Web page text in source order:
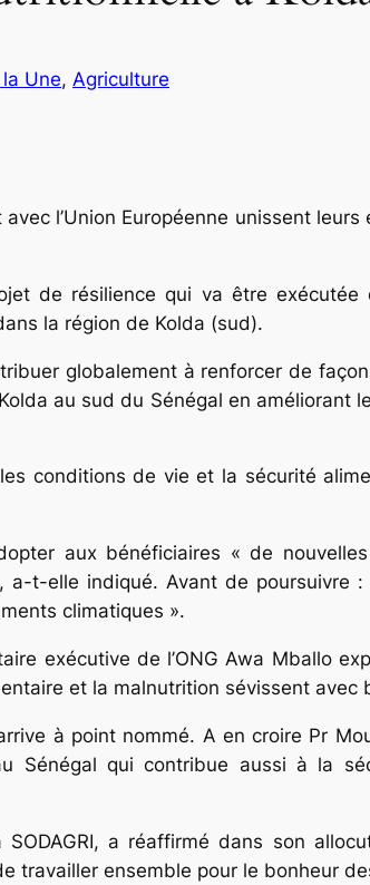
Une, Agriculture
l’Union Européenne unissent
de résilience qui va être
la région de Kolda (sud).
globalement à renforcer de
au sud du Sénégal en améliorant
conditions de vie et la sécurité
aux bénéficiaires « de
t-elle indiqué. Avant de poursuivre
climatiques ».
exécutive de l’ONG Awa Mballo
et la malnutrition sévissent avec
à point nommé. A en croire Pr
Sénégal qui contribue aussi à la
a réaffirmé dans son
travailler ensemble pour le bonheur